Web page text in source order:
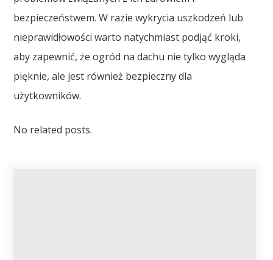
bezpieczeństwem. W razie wykrycia uszkodzeń lub
nieprawidłowości warto natychmiast podjąć kroki,
aby zapewnić, że ogród na dachu nie tylko wygląda
pięknie, ale jest również bezpieczny dla
użytkowników.
No related posts.